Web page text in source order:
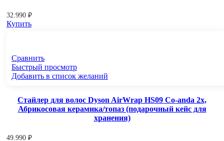
32.990 ₽
Купить
Сравнить
Быстрый просмотр
Добавить в список желаний
Стайлер для волос Dyson AirWrap HS09 Co-anda 2x,
Абрикосовая керамика/топаз (подарочный кейс для
хранения)
49.990 ₽